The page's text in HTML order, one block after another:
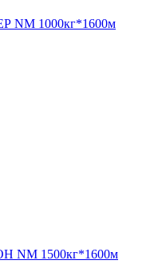
NM 1000кг*1600м
NM 1500кг*1600м